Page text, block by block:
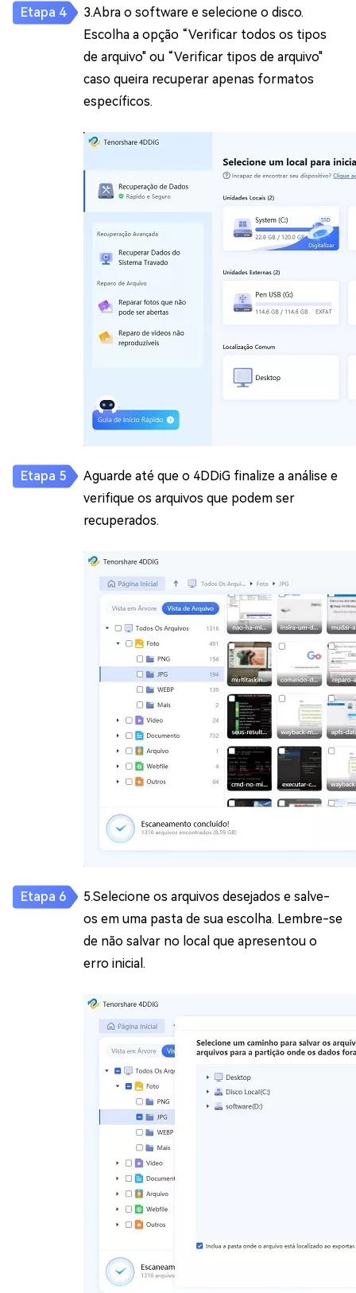
3.Abra o software e selecione o disco.
Escolha a opção “Verificar todos os tipos
de arquivo" ou “Verificar tipos de arquivo"
caso queira recuperar apenas formatos
específicos.
Aguarde até que o 4DDiG finalize a análise e
verifique os arquivos que podem ser
recuperados.
5.Selecione os arquivos desejados e salve-
os em uma pasta de sua escolha. Lembre-se
de não salvar no local que apresentou o
erro inicial.